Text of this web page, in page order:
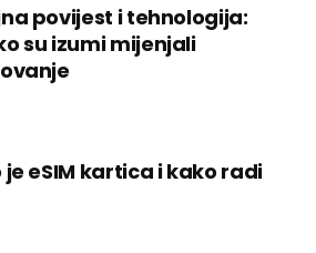
povijest i tehnologija:
su izumi mijenjali
je eSIM kartica i kako radi